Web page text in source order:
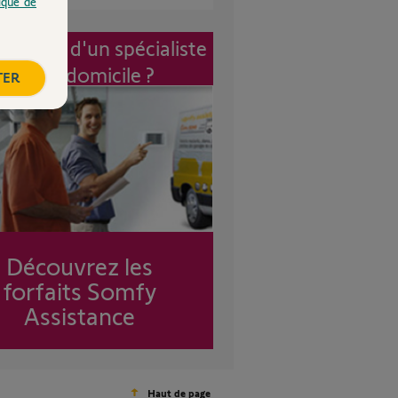
d'un spécialiste
à mon domicile ?
Découvrez les
forfaits Somfy
Assistance
Haut de page